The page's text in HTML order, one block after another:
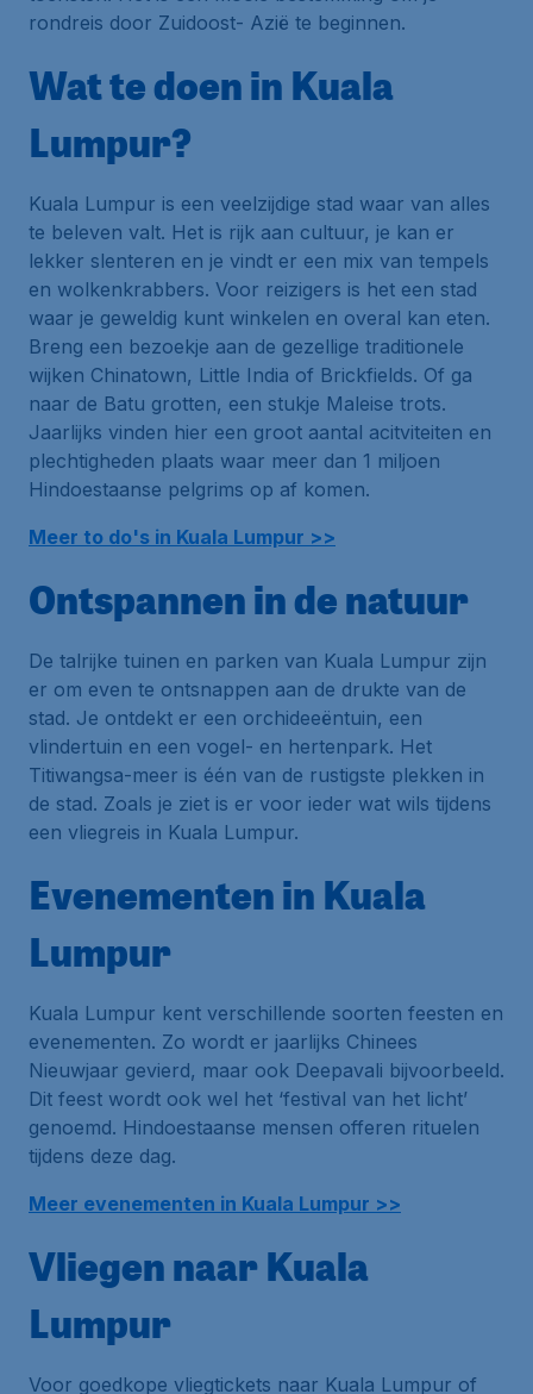
rondreis door Zuidoost- Azië te beginnen.
Wat te doen in Kuala
Lumpur?
Kuala Lumpur is een veelzijdige stad waar van alles
te beleven valt. Het is rijk aan cultuur, je kan er
lekker slenteren en je vindt er een mix van tempels
en wolkenkrabbers. Voor reizigers is het een stad
waar je geweldig kunt winkelen en overal kan eten.
Breng een bezoekje aan de gezellige traditionele
wijken Chinatown, Little India of Brickfields. Of ga
naar de Batu grotten, een stukje Maleise trots.
Jaarlijks vinden hier een groot aantal acitviteiten en
plechtigheden plaats waar meer dan 1 miljoen
Hindoestaanse pelgrims op af komen.
Meer to do's in Kuala Lumpur >>
Ontspannen in de natuur
De talrijke tuinen en parken van Kuala Lumpur zijn
er om even te ontsnappen aan de drukte van de
stad. Je ontdekt er een orchideeëntuin, een
vlindertuin en een vogel- en hertenpark. Het
Titiwangsa-meer is één van de rustigste plekken in
de stad. Zoals je ziet is er voor ieder wat wils tijdens
een vliegreis in Kuala Lumpur.
Evenementen in Kuala
Lumpur
Kuala Lumpur kent verschillende soorten feesten en
evenementen. Zo wordt er jaarlijks Chinees
Nieuwjaar gevierd, maar ook Deepavali bijvoorbeeld.
Dit feest wordt ook wel het ‘festival van het licht’
genoemd. Hindoestaanse mensen offeren rituelen
tijdens deze dag.
Meer evenementen in Kuala Lumpur >>
Vliegen naar Kuala
Lumpur
Voor goedkope vliegtickets naar Kuala Lumpur of